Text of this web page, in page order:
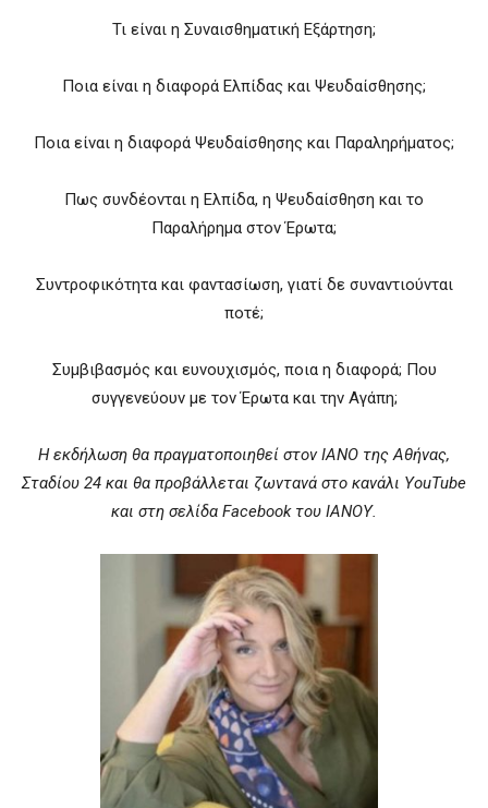
Τι είναι η Συναισθηματική Εξάρτηση;
Ποια είναι η διαφορά Ελπίδας και Ψευδαίσθησης;
Ποια είναι η διαφορά Ψευδαίσθησης και Παραληρήματος;
Πως συνδέονται η Ελπίδα, η Ψευδαίσθηση και το
Παραλήρημα στον Έρωτα;
Συντροφικότητα και φαντασίωση, γιατί δε συναντιούνται
ποτέ;
Συμβιβασμός και ευνουχισμός, ποια η διαφορά; Που
συγγενεύουν με τον Έρωτα και την Αγάπη;
Η εκδήλωση θα πραγματοποιηθεί στον ΙΑΝΟ της Αθήνας,
Σταδίου 24 και θα προβάλλεται ζωντανά στο κανάλι YouTube
και στη σελίδα Facebook του ΙΑΝΟΥ.